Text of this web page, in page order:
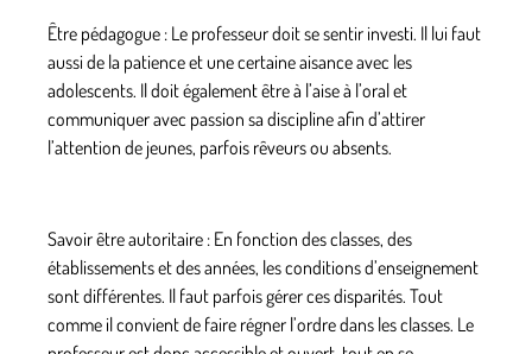
Être pédagogue : Le professeur doit se sentir investi. Il lui faut
aussi de la patience et une certaine aisance avec les
adolescents. Il doit également être à l’aise à l’oral et
communiquer avec passion sa discipline afin d’attirer
l’attention de jeunes, parfois rêveurs ou absents.
Savoir être autoritaire : En fonction des classes, des
établissements et des années, les conditions d’enseignement
sont différentes. Il faut parfois gérer ces disparités. Tout
comme il convient de faire régner l’ordre dans les classes. Le